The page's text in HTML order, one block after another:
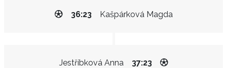
Kašpárková Magda
36:23
Jestříbková Anna 37:23